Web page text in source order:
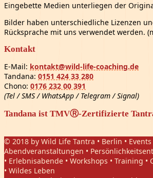
Eingebette Medien unterliegen der
Bilder haben unterschiedliche Lizenzen
Rücksprache mit uns verwendet werden.
Kontakt
E-Mail: kontakt@wild-life-coaching.de
Tandana: 0151 424 33 280
Chono: 0176 232 00 391
(Tel / SMS / WhatsApp / Telegram / Signal)
Tandana ist TMVⓇ-Zertifizierte
© 2018 by Wild Life Tantra • Berlin • Events
Abendveranstaltungen •
• Erlebnisabende • Workshops • Training •
• Wildes Leben